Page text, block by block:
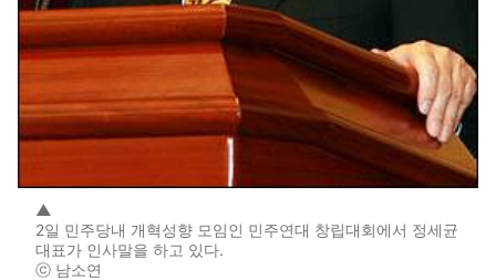
▲
2일 민주당내 개혁성향 모임인 민주연대 창립대회에서 정세균
대표가 인사말을 하고 있다.
ⓒ 남소연